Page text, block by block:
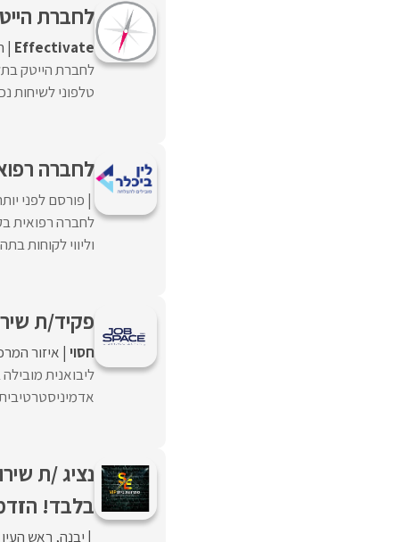
לחברת
Effectivate
לחברת הייטק
טלפוני לשיחות
לחברה
פורסם לפני
לחברה רפואית
וליווי לקוחות
פקיד/ת
חסוי איזור
ליבואנית
נציג /ת
בלבד!
יבנה ראש העין